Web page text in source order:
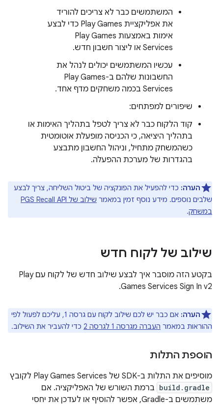
המשתמשים כבר לא צריכים להוריד
את אפליקציית Play Games כדי לבצע
אימות באמצעות Play Games
Services או ליצור חשבון חדש.
עכשיו המשתמשים יכולים לנהל את
החשבונות שלהם ב-Play Games
Services בכמה משחקים מדף אחד.
שיפורים למפתחים:
קוד הלקוח כבר לא צריך לטפל בתהליך האימות או
בתהליך היציאה, כי הכניסה מופעלת אוטומטית
כשהמשחק מתחיל, וניהול החשבון מתבצע
בהגדרות של מערכת ההפעלה.
הערה: כדי להפעיל את הפונקציה של ביטול השליחה, צריך לבצע
שלבים נוספים. מידע נוסף זמין במאמר
שילוב של PGS Recall API
במשחק.
שילוב של לקוח חדש
בקטע הזה מוסבר איך לבצע שילוב חדש של לקוח עם Play
Games Services Sign In v2.
הערה:
אם כבר יש לכם שילוב לקוח עם גרסה 1, עליכם לפעול לפי
ההוראות במאמר העברה מגרסה 1 לגרסה 2 כדי להעביר את השילוב.
הוספת התלות
מוסיפים את התלות ב-SDK של Play Games Services לקובץ
build.gradle ברמת השורש של האפליקציה. אם
משתמשים ב-Gradle, אפשר להוסיף או לעדכן את יחסי